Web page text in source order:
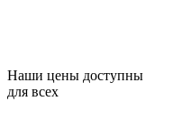
Наши цены доступны
для всех